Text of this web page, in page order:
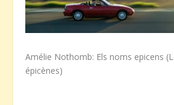
Amélie Nothomb: Els noms epicens
épicènes)